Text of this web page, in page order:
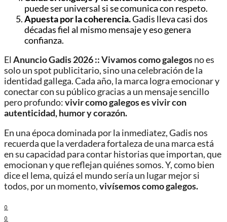
puede ser universal si se comunica con respeto.
Apuesta por la coherencia.Gadis lleva casi dos
décadas fiel al mismo mensaje y eso genera
confianza.
El Anuncio Gadis 2026 :: Vivamos como galegosno es
solo un spot publicitario, sino una celebración de la
identidad gallega. Cada año, la marca logra emocionar y
conectar con su público gracias a un mensaje sencillo
pero profundo:vivir como galegos es vivir con
autenticidad, humor y corazón.
En una época dominada por la inmediatez, Gadis nos
recuerda que la verdadera fortaleza de una marca está
en su capacidad para contar historias que importan, que
emocionan y que reflejan quiénes somos. Y, como bien
dice el lema, quizá el mundo sería un lugar mejor si
todos, por un momento,vivísemos como galegos.
0
0